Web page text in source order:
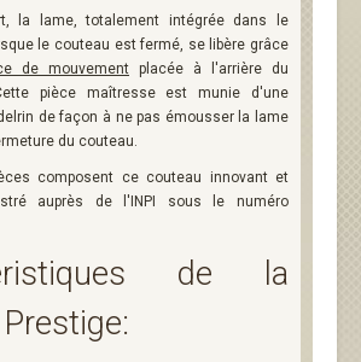
la lame, totalement intégrée dans le
le couteau est fermé, se libère grâce
de mouvement placée à l'arrière du
pièce maîtresse est munie d'une
de façon à ne pas émousser la lame
du couteau.
composent ce couteau innovant et
auprès de l'INPI sous le numéro
de la